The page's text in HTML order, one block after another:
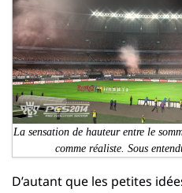
La sensation de hauteur entre le
comme réaliste. Sous
D’autant que les petites